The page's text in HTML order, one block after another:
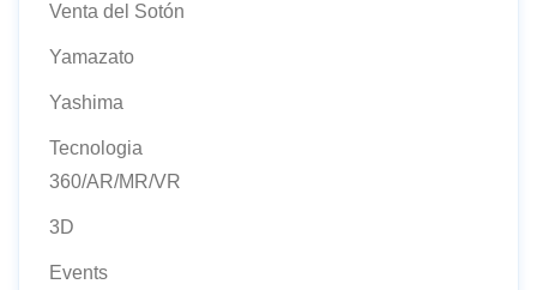
Venta del Sotón
Yamazato
Yashima
Tecnologia
360/AR/MR/VR
3D
Events